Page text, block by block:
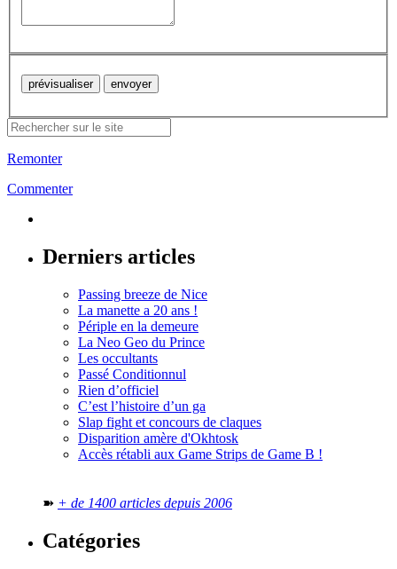
Remonter
Commenter
Derniers articles
Passing breeze de Nice
La manette a 20 ans !
Périple en la demeure
La Neo Geo du Prince
Les occultants
Passé Conditionnul
Rien d’officiel
C’est l’histoire d’un ga
Slap fight et concours de claques
Disparition amère d'Okhtosk
Accès rétabli aux Game Strips de Game B !
➽ + de 1400 articles depuis 2006
Catégories